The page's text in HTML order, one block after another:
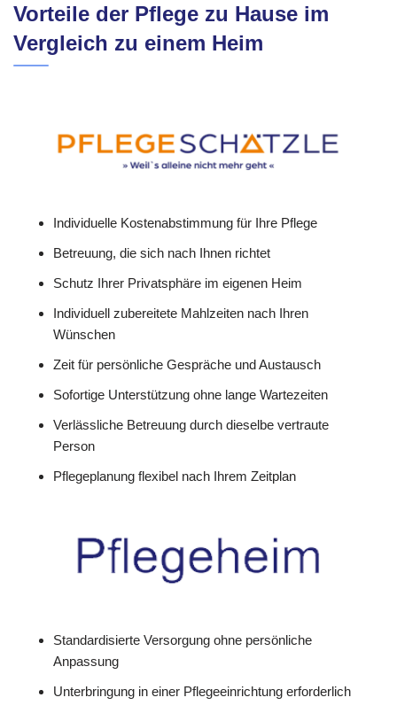
Vorteile der Pflege zu Hause im
Vergleich zu einem Heim
Individuelle Kostenabstimmung für Ihre Pflege
Betreuung, die sich nach Ihnen richtet
Schutz Ihrer Privatsphäre im eigenen Heim
Individuell zubereitete Mahlzeiten nach Ihren
Wünschen
Zeit für persönliche Gespräche und Austausch
Sofortige Unterstützung ohne lange Wartezeiten
Verlässliche Betreuung durch dieselbe vertraute
Person
Pflegeplanung flexibel nach Ihrem Zeitplan
Standardisierte Versorgung ohne persönliche
Anpassung
Unterbringung in einer Pflegeeinrichtung erforderlich